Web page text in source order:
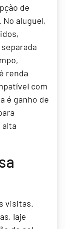
de
aluguel,
renda
com
é ganho de
visitas.
laje